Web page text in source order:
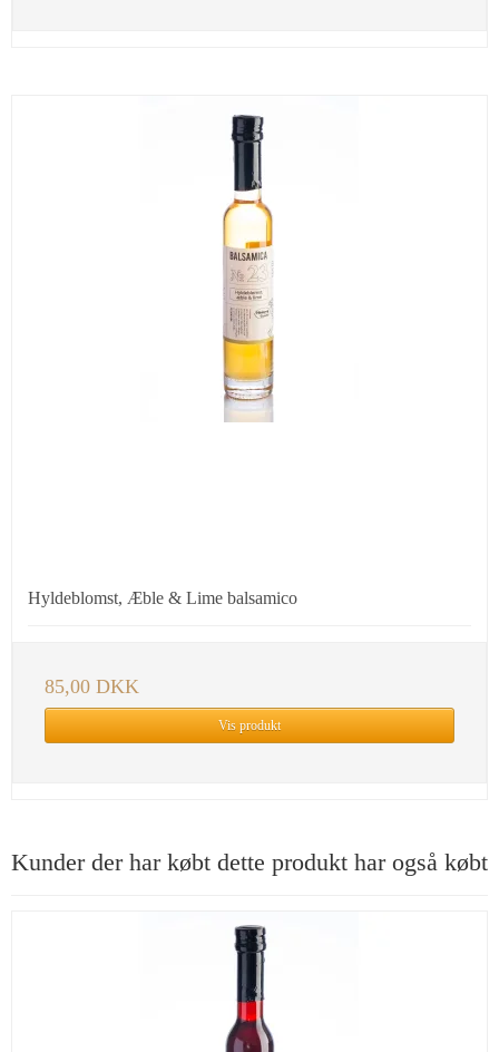
Hyldeblomst, Æble & Lime balsamico
85,00 DKK
Vis produkt
Kunder der har købt dette produkt har også købt